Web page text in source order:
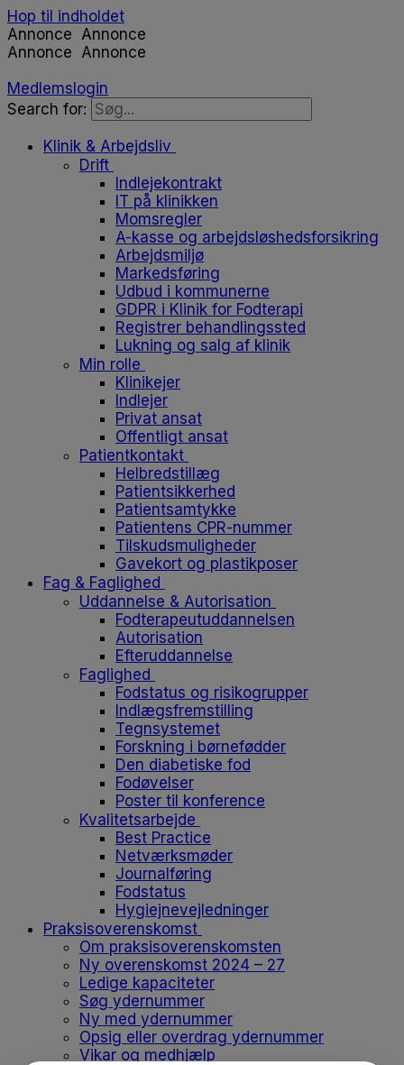
Hop til indholdet
Annonce Annonce
Annonce Annonce
Medlemslogin
Search for:
Klinik & Arbejdsliv
Drift
Indlejekontrakt
IT på klinikken
Momsregler
A-kasse og arbejdsløshedsforsikring
Arbejdsmiljø
Markedsføring
Udbud i kommunerne
GDPR i Klinik for Fodterapi
Registrer behandlingssted
Lukning og salg af klinik
Min rolle
Klinikejer
Indlejer
Privat ansat
Offentligt ansat
Patientkontakt
Helbredstillæg
Patientsikkerhed
Patientsamtykke
Patientens CPR-nummer
Tilskudsmuligheder
Gavekort og plastikposer
Fag & Faglighed
Uddannelse & Autorisation
Fodterapeutuddannelsen
Autorisation
Efteruddannelse
Faglighed
Fodstatus og risikogrupper
Indlægsfremstilling
Tegnsystemet
Forskning i børnefødder
Den diabetiske fod
Fodøvelser
Poster til konference
Kvalitetsarbejde
Best Practice
Netværksmøder
Journalføring
Fodstatus
Hygiejnevejledninger
Praksisoverenskomst
Om praksisoverenskomsten
Ny overenskomst 2024 – 27
Ledige kapaciteter
Søg ydernummer
Ny med ydernummer
Opsig eller overdrag ydernummer
Vikar og medhjælp